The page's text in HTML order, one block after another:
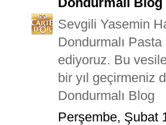
Sevgili Yasemin
Dondurmalı
ediyoruz. Bu
bir yıl geçirmeniz
Dondurmalı Blog
Perşembe, Şubat